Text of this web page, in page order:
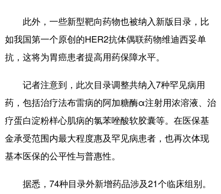
此外，一些新型靶向药物也被纳入新版目录，比
如我国第一个原创的HER2抗体偶联药物维迪西妥单
抗，这将为胃癌患者提高用药保障水平。
记者注意到，此次目录调整共纳入7种罕见病用
药，包括治疗法布雷病的阿加糖酶α注射用浓溶液、治
疗蛋白淀粉样心肌病的氯苯唑酸软胶囊等。在医保基
金承受范围内最大程度惠及罕见病患者，也再次体现
基本医保的公平性与普惠性。
据悉，74种目录外新增药品涉及21个临床组别。